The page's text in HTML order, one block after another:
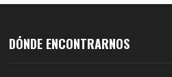
DÓNDE ENCONTRARNOS